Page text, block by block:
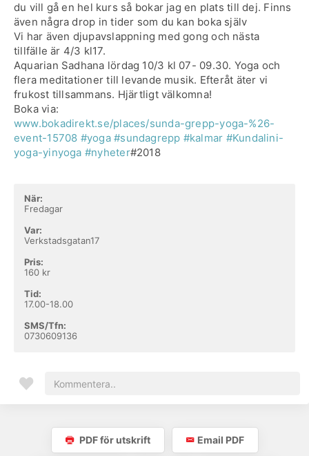
du vill gå en hel kurs så bokar jag en plats till dej. Finns
även några drop in tider som du kan boka själv
Vi har även djupavslappning med gong och nästa
tillfälle är 4/3 kl17.
Aquarian Sadhana lördag 10/3 kl 07- 09.30. Yoga och
flera meditationer till levande musik. Efteråt äter vi
frukost tillsammans. Hjärtligt välkomna!
www.bokadirekt.se/places/sunda-grepp-yoga-%26-
event-15708 #yoga #sundagrepp #kalmar #Kundalini-
yoga-yinyoga #nyheter#2018
När:
Fredagar
Var:
Verkstadsgatan17
Pris:
160 kr
Tid:
17.00-18.00
SMS/Tfn:
0730609136
PDF för utskrift Email PDF